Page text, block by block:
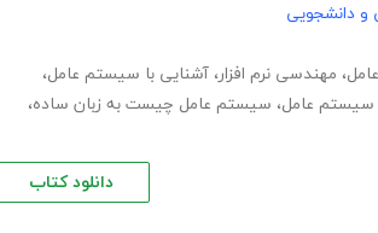
دانشجویی
، مهندسی نرم افزار، آشنایی با سیستم عامل،
عامل، سیستم عامل چیست به زبان ساده،
دانلود کتاب